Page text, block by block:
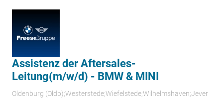
Assistenz der Aftersales-
Leitung(m/w/d) - BMW & MINI
Oldenburg (Oldb);Westerstede;Wiefelstede;Wilhelmshaven;Jever